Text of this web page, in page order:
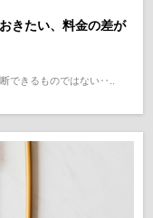
きたい、料金の差が
できるものではない‥..